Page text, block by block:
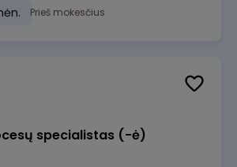
Prieš mokesčius
specialistas (-ė)